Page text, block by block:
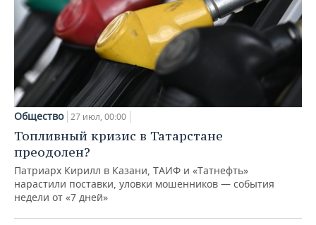
Общество 27 июл, 00:00
Топливный кризис в Татарстане
преодолен?
Патриарх Кирилл в Казани, ТАИФ и «Татнефть»
нарастили поставки, уловки мошенников — события
недели от «7 дней»